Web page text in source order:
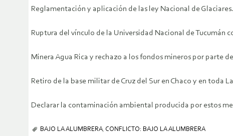
Reglamentación y aplicación de las ley Nacional de Glaciares.
Ruptura del vínculo de la Universidad Nacional de Tucumán
Minera Agua Rica y rechazo a los fondos mineros por parte
Retiro de la base militar de Cruz del Sur en Chaco y en
Declarar la contaminación ambiental producida por estos
BAJO LA ALUMBRERA, CONFLICTO: BAJO LA ALUMBRERA